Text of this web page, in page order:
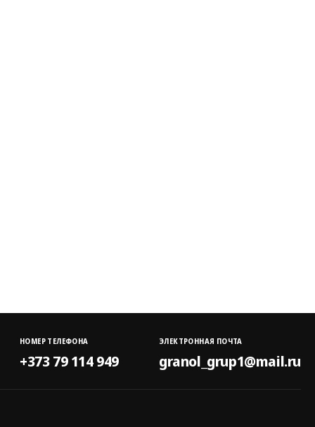
НОМЕР ТЕЛЕФОНА
+373 79 114 949
ЭЛЕКТРОННАЯ ПОЧТА
granol_grup1@mail.ru